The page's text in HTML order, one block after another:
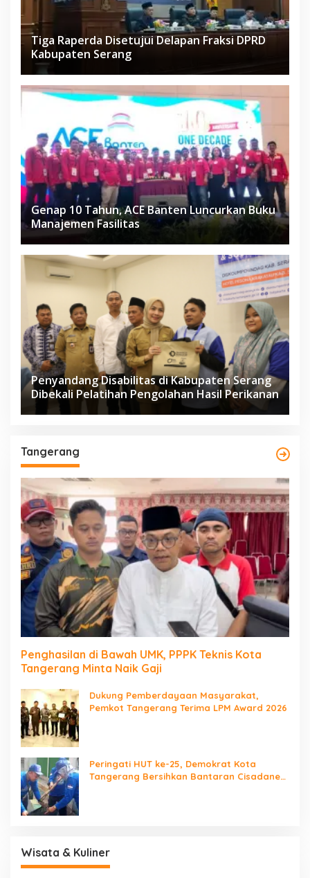
Tiga Raperda Disetujui Delapan Fraksi DPRD
Kabupaten Serang
Genap 10 Tahun, ACE Banten Luncurkan Buku
Manajemen Fasilitas
Penyandang Disabilitas di Kabupaten Serang
Dibekali Pelatihan Pengolahan Hasil Perikanan
Tangerang
Penghasilan di Bawah UMK, PPPK Teknis Kota
Tangerang Minta Naik Gaji
Dukung Pemberdayaan Masyarakat,
Pemkot Tangerang Terima LPM Award 2026
Peringati HUT ke-25, Demokrat Kota
Tangerang Bersihkan Bantaran Cisadane
Wisata & Kuliner